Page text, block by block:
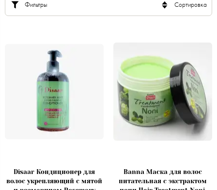
Фильтры Сортировка
Disaar Кондиционер для
волос укрепляющий с мятой
Banna Маска для волос
питательная с экстрактом